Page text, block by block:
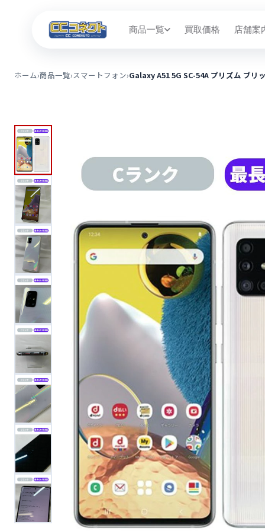
商品一覧 買取価格 店舗案
ホーム›商品一覧›スマートフォン›Galaxy A51 5G SC-54A プリズム ブリ